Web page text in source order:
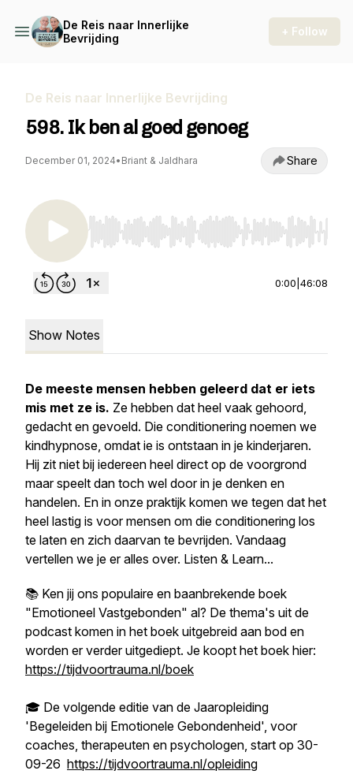
De Reis naar Innerlijke
Bevrijding
+ Follow
De Reis naar Innerlijke Bevrijding
598. Ik ben al goed genoeg
December 01, 2024• Briant & Jaldhara Share
Use Left/Right to seek, Home/End to jump
0:00 46:08
Show Notes
De meeste mensen hebben geleerd dat er iets
mis met ze is. Ze hebben dat heel vaak gehoord,
gedacht en gevoeld. Die conditionering noemen we
kindhypnose, omdat ie is ontstaan in je kinderjaren.
Hij zit niet bij iedereen heel direct op de voorgrond
maar speelt dan toch wel door in je denken en
handelen. En in onze praktijk komen we tegen dat het
heel lastig is voor mensen om die conditionering los
te laten en zich daarvan te bevrijden. Vandaag
vertellen we je er alles over. Listen & Learn...
📚 Ken jij ons populaire en baanbrekende boek
"Emotioneel Vastgebonden" al? De thema's uit de
podcast komen in het boek uitgebreid aan bod en
worden er verder uitgediept. Je koopt het boek hier:
https://tijdvoortrauma.nl/boek
🎓 De volgende editie van de Jaaropleiding
'Begeleiden bij Emotionele Gebondenheid', voor
coaches, therapeuten en psychologen, start op 30-
09-26 https://tijdvoortrauma.nl/opleiding